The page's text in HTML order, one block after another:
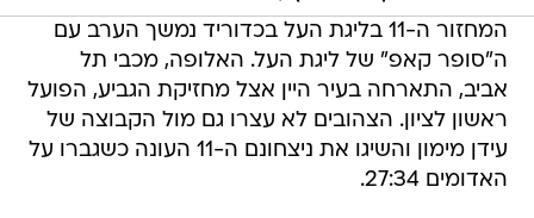
המחזור ה-11 בליגת העל בכדוריד נמשך הערב עם
ה"סופר קאפ" של ליגת העל. האלופה, מכבי תל
אביב, התארחה בעיר היין אצל מחזיקת הגביע, הפועל
ראשון לציון. הצהובים לא עצרו גם מול הקבוצה של
עידן מימון והשיגו את ניצחונם ה-11 העונה כשגברו על
האדומים 27:34.